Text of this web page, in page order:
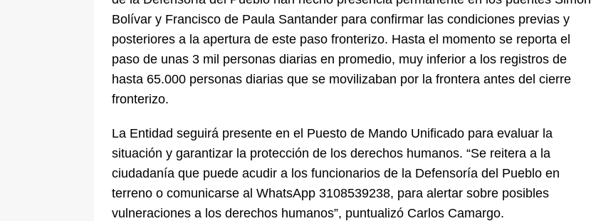
Bolívar y Francisco de Paula Santander para confirmar las condiciones previas y
posteriores a la apertura de este paso fronterizo. Hasta el momento se reporta el
paso de unas 3 mil personas diarias en promedio, muy inferior a los registros de
hasta 65.000 personas diarias que se movilizaban por la frontera antes del cierre
fronterizo.
La Entidad seguirá presente en el Puesto de Mando Unificado para evaluar la
situación y garantizar la protección de los derechos humanos. “Se reitera a la
ciudadanía que puede acudir a los funcionarios de la Defensoría del Pueblo en
terreno o comunicarse al WhatsApp 3108539238, para alertar sobre posibles
vulneraciones a los derechos humanos”, puntualizó Carlos Camargo.